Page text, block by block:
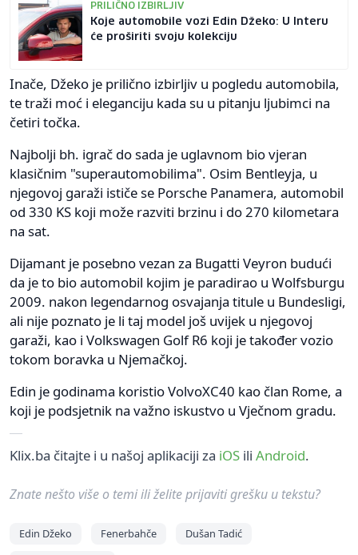
PRILIČNO IZBIRLJIV
Koje automobile vozi Edin Džeko: U Interu
će proširiti svoju kolekciju
Inače, Džeko je prilično izbirljiv u pogledu automobila,
te traži moć i eleganciju kada su u pitanju ljubimci na
četiri točka.
Najbolji bh. igrač do sada je uglavnom bio vjeran
klasičnim "superautomobilima". Osim Bentleyja, u
njegovoj garaži ističe se Porsche Panamera, automobil
od 330 KS koji može razviti brzinu i do 270 kilometara
na sat.
Dijamant je posebno vezan za Bugatti Veyron budući
da je to bio automobil kojim je paradirao u Wolfsburgu
2009. nakon legendarnog osvajanja titule u Bundesligi,
ali nije poznato je li taj model još uvijek u njegovoj
garaži, kao i Volkswagen Golf R6 koji je također vozio
tokom boravka u Njemačkoj.
Edin je godinama koristio VolvoXC40 kao član Rome, a
koji je podsjetnik na važno iskustvo u Vječnom gradu.
Klix.ba čitajte i u našoj aplikaciji za iOS ili Android.
Znate nešto više o temi ili želite prijaviti grešku u tekstu?
Edin Džeko Fenerbahče
Dušan Tadić